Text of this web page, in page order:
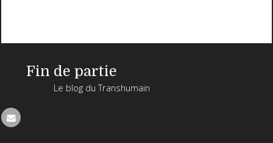
Fin de partie
Le blog du Transhumain